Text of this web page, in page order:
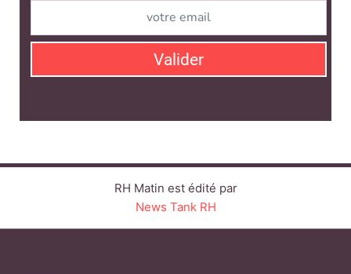
Valider
RH Matin est édité par
News Tank RH